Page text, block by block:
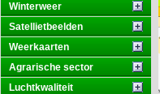
Winterweer
Satellietbeelden
Weerkaarten
Agrarische sector
Luchtkwaliteit